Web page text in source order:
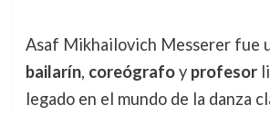
Asaf Mikhailovich Messerer fue
bailarín, coreógrafoy profesor
legado en el mundo de la danza